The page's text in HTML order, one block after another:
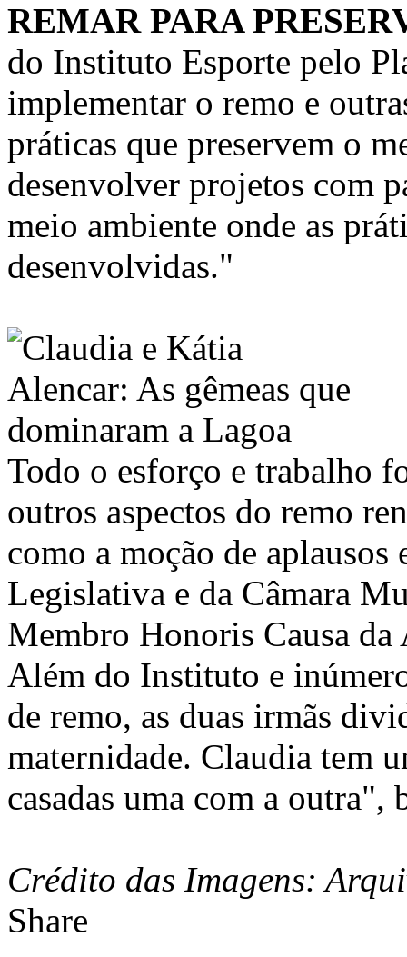
REMAR PARA
do Instituto Esporte pelo
implementar o remo e
práticas que preservem o
desenvolver projetos com
meio ambiente onde as
desenvolvidas."
Todo o esforço e trabalho
outros aspectos do remo
como a moção de aplausos
Legislativa e da Câmara
Membro Honoris Causa
Além do Instituto e
de remo, as duas irmãs
maternidade. Claudia tem
casadas uma com a outra",
Crédito das Imagens:
Share